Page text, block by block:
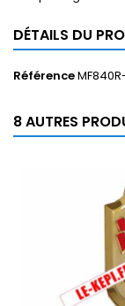
DÉTAILS DU
Référence
8 AUTRES